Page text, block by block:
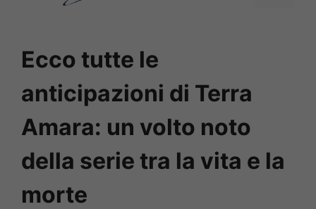
Ecco tutte le
anticipazioni di Terra
Amara: un volto noto
della serie tra la vita e la
morte